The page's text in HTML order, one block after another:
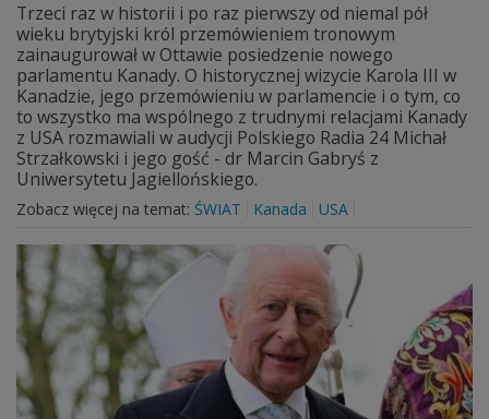
Trzeci raz w historii i po raz pierwszy od niemal pół
wieku brytyjski król przemówieniem tronowym
zainaugurował w Ottawie posiedzenie nowego
parlamentu Kanady. O historycznej wizycie Karola III w
Kanadzie, jego przemówieniu w parlamencie i o tym, co
to wszystko ma wspólnego z trudnymi relacjami Kanady
z USA rozmawiali w audycji Polskiego Radia 24 Michał
Strzałkowski i jego gość - dr Marcin Gabryś z
Uniwersytetu Jagiellońskiego.
Zobacz więcej na temat: ŚWIAT Kanada USA